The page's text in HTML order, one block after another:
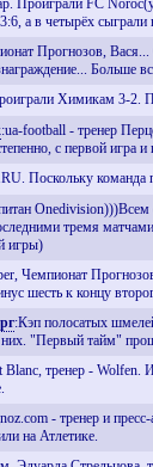
Проиграли FC
а в четырёх
Прогнозов, Вася...
Больше
Химикам 3-2.
:ua-football - тренер
с первой
Поскольку команда
Onedivision)))Всем
тремя
игры)
Чемпионат
шесть к концу
:Кэп полосатых
"Первый тайм"
тренер - Wolfen.
- тренер и
на Атлетике.